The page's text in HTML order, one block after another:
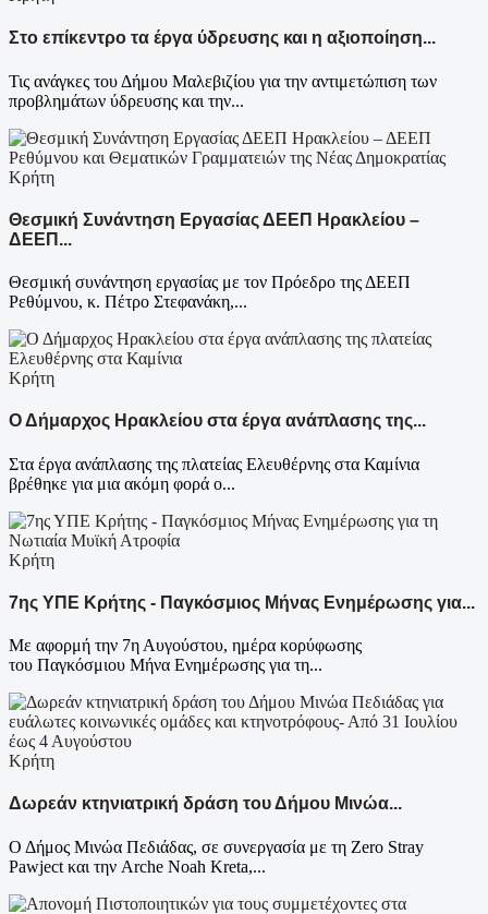
Στο επίκεντρο τα έργα ύδρευσης και η αξιοποίηση...
Τις ανάγκες του Δήμου Μαλεβιζίου για την αντιμετώπιση των
προβλημάτων ύδρευσης και την...
Κρήτη
Θεσμική Συνάντηση Εργασίας ΔΕΕΠ Ηρακλείου –
ΔΕΕΠ...
Θεσμική συνάντηση εργασίας με τον Πρόεδρο της ΔΕΕΠ
Ρεθύμνου, κ. Πέτρο Στεφανάκη,...
Κρήτη
Ο Δήμαρχος Ηρακλείου στα έργα ανάπλασης της...
Στα έργα ανάπλασης της πλατείας Ελευθέρνης στα Καμίνια
βρέθηκε για μια ακόμη φορά ο...
Κρήτη
7ης ΥΠΕ Κρήτης - Παγκόσμιος Μήνας Ενημέρωσης για...
Με αφορμή την 7η Αυγούστου, ημέρα κορύφωσης
του Παγκόσμιου Μήνα Ενημέρωσης για τη...
Κρήτη
Δωρεάν κτηνιατρική δράση του Δήμου Μινώα...
Ο Δήμος Μινώα Πεδιάδας, σε συνεργασία με τη Zero Stray
Pawject και την Arche Noah Kreta,...